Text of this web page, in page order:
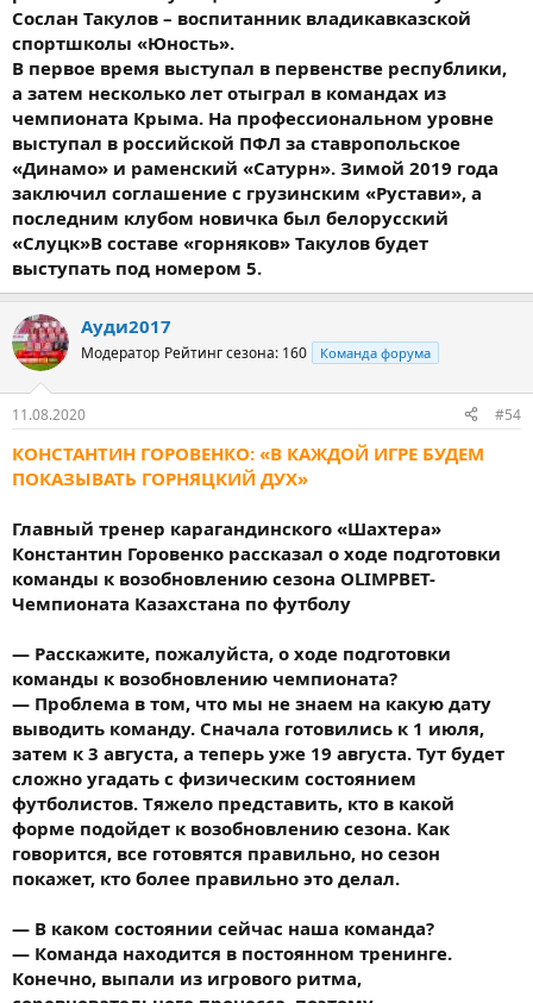
Сослан Такулов – воспитанник владикавказской
спортшколы «Юность».
В первое время выступал в первенстве республики,
а затем несколько лет отыграл в командах из
чемпионата Крыма. На профессиональном уровне
выступал в российской ПФЛ за ставропольское
«Динамо» и раменский «Сатурн». Зимой 2019 года
заключил соглашение с грузинским «Рустави», а
последним клубом новичка был белорусский
«Слуцк»В составе «горняков» Такулов будет
выступать под номером 5.
Ауди2017
Модератор Рейтинг сезона: 160 Команда форума
11.08.2020 #54
КОНСТАНТИН ГОРОВЕНКО: «В КАЖДОЙ ИГРЕ БУДЕМ
ПОКАЗЫВАТЬ ГОРНЯЦКИЙ ДУХ»
Главный тренер карагандинского «Шахтера»
Константин Горовенко рассказал о ходе подготовки
команды к возобновлению сезона OLIMPBET-
Чемпионата Казахстана по футболу
— Расскажите, пожалуйста, о ходе подготовки
команды к возобновлению чемпионата?
— Проблема в том, что мы не знаем на какую дату
выводить команду. Сначала готовились к 1 июля,
затем к 3 августа, а теперь уже 19 августа. Тут будет
сложно угадать с физическим состоянием
футболистов. Тяжело представить, кто в какой
форме подойдет к возобновлению сезона. Как
говорится, все готовятся правильно, но сезон
покажет, кто более правильно это делал.
— В каком состоянии сейчас наша команда?
— Команда находится в постоянном тренинге.
Конечно, выпали из игрового ритма,